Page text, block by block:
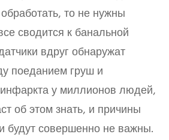
то не нужны
сводится к банальной
вдруг обнаружат
поеданием груш и
у миллионов людей,
об этом знать, и причины
будут совершенно не важны.